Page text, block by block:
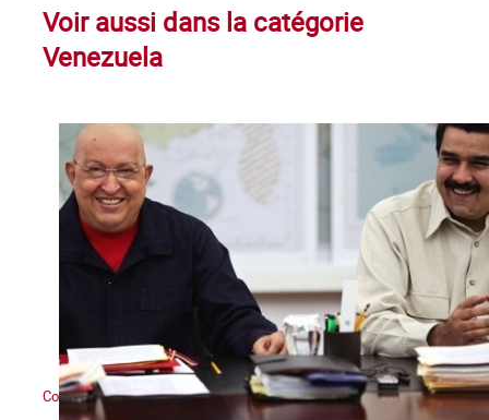
Voir aussi dans la catégorie
Venezuela
Contre l’interventionnisme et les menaces militaires impérialistes